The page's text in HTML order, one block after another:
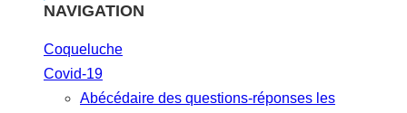
NAVIGATION
Coqueluche
Covid-19
Abécédaire des questions-réponses les